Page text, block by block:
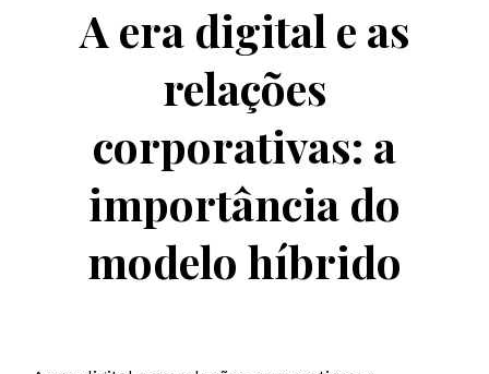
A era digital e as
relações
corporativas: a
importância do
modelo híbrido